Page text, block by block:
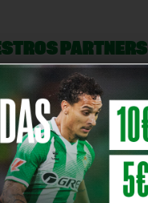
PARTNERS